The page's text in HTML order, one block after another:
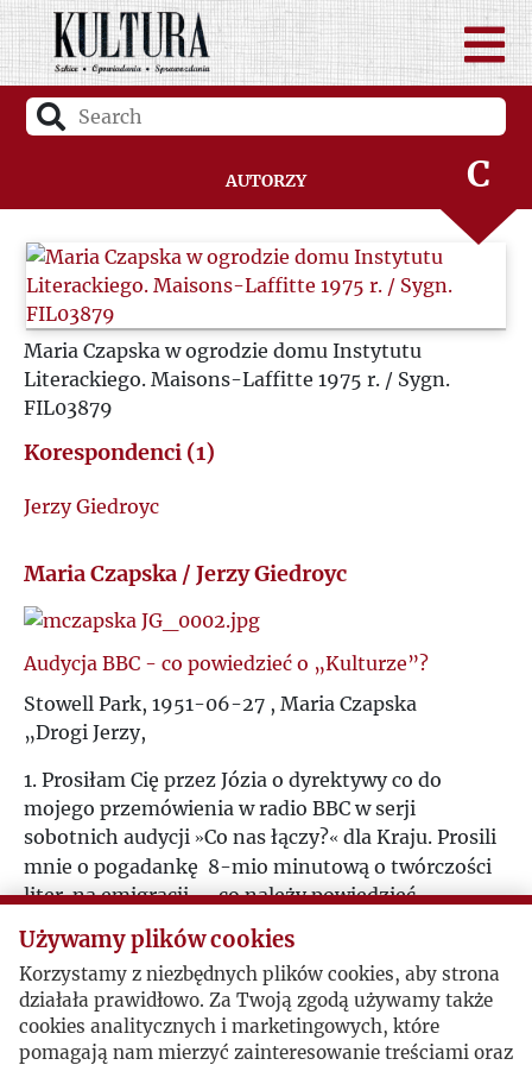
Autorzy
A
B
C
D
M
N
O
Maria Czapska w ogrodzie domu Instytutu
Literackiego. Maisons-Laffitte 1975 r. / Sygn.
FIL03879
Korespondenci (1)
Jerzy Giedroyc
Maria Czapska / Jerzy Giedroyc
Audycja BBC - co powiedzieć o „Kulturze”?
Stowell Park, 1951-06-27 , Maria Czapska
„Drogi Jerzy,
1. Prosiłam Cię przez Józia o dyrektywy co do
mojego przemówienia w radio BBC w serji
sobotnich audycji »Co nas łączy?« dla Kraju. Prosili
mnie o pogadankę 8-mio minutową o twórczości
liter. na emigracji. – co należy powiedzieć
? Kogo i co jeszcze należałoby
[wyliczyć]?”.
Czym jest „Kultura” i jakie są jej cele
Używamy plików cookies
Korzystamy z niezbędnych plików cookies, aby strona
działała prawidłowo. Za Twoją zgodą używamy także
cookies analitycznych i marketingowych, które
pomagają nam mierzyć zainteresowanie treściami oraz